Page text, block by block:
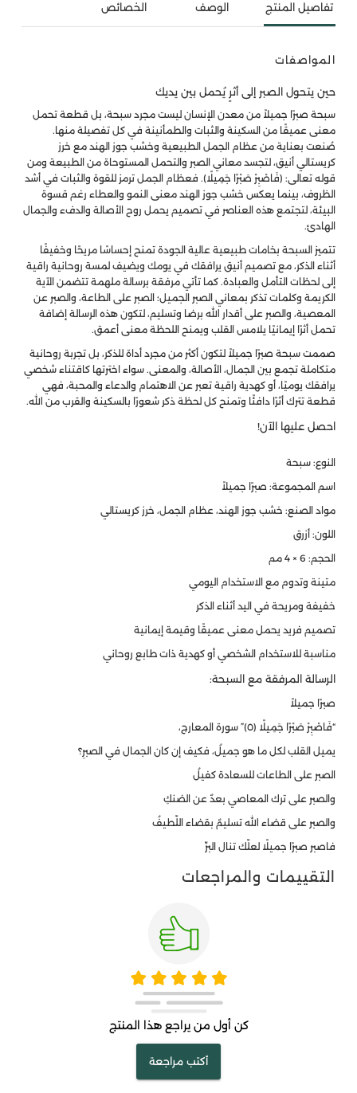
تفاصيل المنتج الوصف الخصائص
المواصفات
حين يتحول الصبر إلى أثرٍ يُحمل بين يديك
سبحة صبرًا جميلاً من معدن الإنسان ليست مجرد سبحة، بل قطعة تحمل
معنى عميقًا من السكينة والثبات والطمأنينة في كل تفصيلة منها.
صُنعت بعناية من عظام الجمل الطبيعية وخشب جوز الهند مع خرز
كريستالي أنيق، لتجسد معاني الصبر والتحمل المستوحاة من الطبيعة ومن
قوله تعالى: ﴿فَاصْبِرْ صَبْرًا جَمِيلًا﴾. فعظام الجمل ترمز للقوة والثبات في أشد
الظروف، بينما يعكس خشب جوز الهند معنى النمو والعطاء رغم قسوة
البيئة، لتجتمع هذه العناصر في تصميم يحمل روح الأصالة والدفء والجمال
الهادئ.
تتميز السبحة بخامات طبيعية عالية الجودة تمنح إحساسًا مريحًا وخفيفًا
أثناء الذكر، مع تصميم أنيق يرافقك في يومك ويضيف لمسة روحانية راقية
إلى لحظات التأمل والعبادة. كما تأتي مرفقة برسالة ملهمة تتضمن الآية
الكريمة وكلمات تذكر بمعاني الصبر الجميل؛ الصبر على الطاعة، والصبر عن
المعصية، والصبر على أقدار الله برضا وتسليم، لتكون هذه الرسالة إضافة
تحمل أثرًا إيمانيًا يلامس القلب ويمنح اللحظة معنى أعمق.
صممت سبحة صبرًا جميلاً لتكون أكثر من مجرد أداة للذكر، بل تجربة روحانية
متكاملة تجمع بين الجمال، الأصالة، والمعنى. سواء اخترتها كاقتناء شخصي
يرافقك يوميًا، أو كهدية راقية تعبر عن الاهتمام والدعاء والمحبة، فهي
قطعة تترك أثرًا دافئًا وتمنح كل لحظة ذكر شعورًا بالسكينة والقرب من الله.
احصل عليها الآن!
النوع: سبحة
اسم المجموعة: صبرًا جميلاً
مواد الصنع: خشب جوز الهند، عظام الجمل، خرز كريستالي
اللون: أزرق
الحجم: 6 × 4 مم
متينة وتدوم مع الاستخدام اليومي
خفيفة ومريحة في اليد أثناء الذكر
تصميم فريد يحمل معنى عميقًا وقيمة إيمانية
مناسبة للاستخدام الشخصي أو كهدية ذات طابع روحاني
الرسالة المرفقة مع السبحة:
صبرًا جميلاً
“فَاصْبِرْ صَبْرًا جَمِيلًا (٥)” سورة المعارج،
يميل القلب لكل ما هو جميلُ، فكيف إن كان الجمال في الصبرِ؟
الصبر على الطاعات للسعادة كفيلُ
والصبر على ترك المعاصي بعدٌ عن الضنكِ
والصبر على قضاء الله تسليمٌ بقضاء اللّطيفُ
فاصبر صبرًا جميلًا لعلّك تنال البرِّ
التقييمات والمراجعات
كن أول من يراجع هذا المنتج
أكتب مراجعة